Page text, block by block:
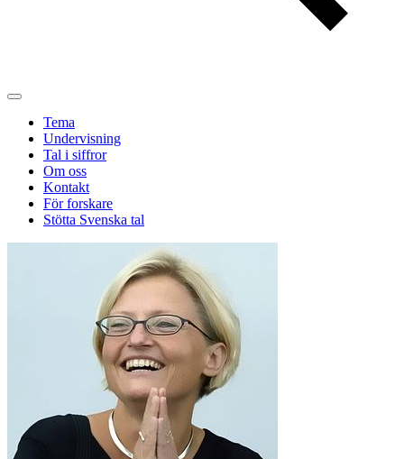
Tema
Undervisning
Tal i siffror
Om oss
Kontakt
För forskare
Stötta Svenska tal